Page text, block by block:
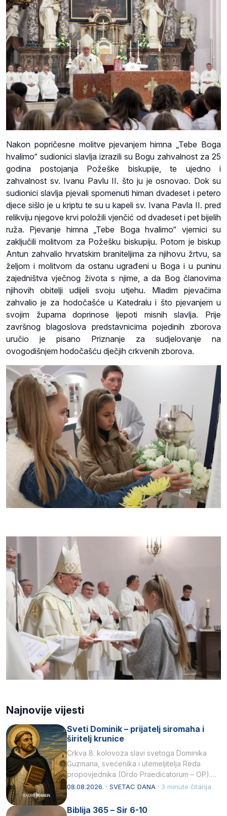
Nakon popričesne molitve pjevanjem himna „Tebe Boga
hvalimo“ sudionici slavlja izrazili su Bogu zahvalnost za 25
godina postojanja Požeške biskupije, te ujedno i
zahvalnost sv. Ivanu Pavlu II. što ju je osnovao. Dok su
sudionici slavlja pjevali spomenuti himan dvadeset i petero
djece sišlo je u kriptu te su u kapeli sv. Ivana Pavla II. pred
relikviju njegove krvi položili vjenčić od dvadeset i pet bijelih
ruža. Pjevanje himna „Tebe Boga hvalimo“ vjernici su
zaključili molitvom za Požešku biskupiju. Potom je biskup
Antun zahvalio hrvatskim braniteljima za njihovu žrtvu, sa
željom i molitvom da ostanu ugrađeni u Boga i u puninu
zajedništva vječnog života s njime, a da Bog članovima
njihovih obitelji udijeli svoju utjehu. Mladim pjevačima
zahvalio je za hodočašće u Katedralu i što pjevanjem u
svojim župama doprinose ljepoti misnih slavlja. Prije
završnog blagoslova predstavnicima pojedinih zborova
uručio je pisano Priznanje za sudjelovanje na
ovogodišnjem hodočašću dječjih crkvenih zborova.
Najnovije vijesti
Sveti Dominik – prijatelj siromaha i
širitelj krunice
Crkva 8. kolovoza slavi svetoga Dominika
Guzmana, svećenika i utemeljitelja Reda
propovjednika (Ordo Praedicatorum – OP).
Svojim životom, dubokom ljubavlju prema
08.08.2026. · SVETAC DANA · 3 minute čitanja
Biblija 365 – Sir 6-10